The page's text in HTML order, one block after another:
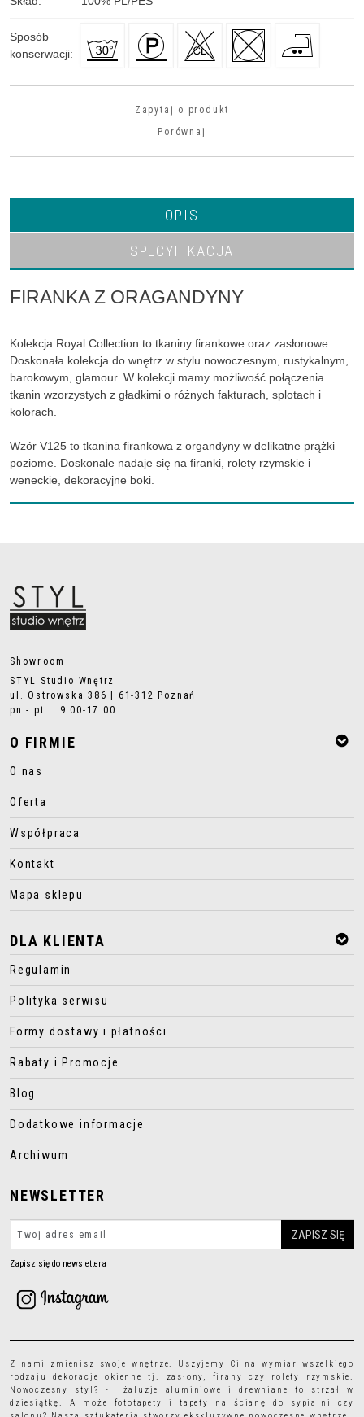
Sposób
konserwacji:
Zapytaj o produkt
Porównaj
OPIS
SPECYFIKACJA
FIRANKA Z ORAGANDYNY
Kolekcja Royal Collection to tkaniny firankowe oraz zasłonowe.
Doskonała kolekcja do wnętrz w stylu nowoczesnym, rustykalnym,
barokowym, glamour. W kolekcji mamy możliwość połączenia
tkanin wzorzystych z gładkimi o różnych fakturach, splotach i
kolorach.
Wzór V125 to tkanina firankowa z organdyny w delikatne prążki
poziome. Doskonale nadaje się na firanki, rolety rzymskie i
weneckie, dekoracyjne boki.
Showroom
STYL Studio Wnętrz
ul. Ostrowska 386 | 61-312 Poznań
pn.- pt. 9.00-17.00
O FIRMIE
O nas
Oferta
Współpraca
Kontakt
Mapa sklepu
DLA KLIENTA
Regulamin
Polityka serwisu
Formy dostawy i płatności
Rabaty i Promocje
Blog
Dodatkowe informacje
Archiwum
NEWSLETTER
Zapisz się do newslettera
Z nami zmienisz swoje wnętrze. Uszyjemy Ci na wymiar wszelkiego
rodzajudekoracje okienne tj. zasłony, firany czy rolety rzymskie.
Nowoczesny styl? - żaluzje aluminiowe i drewniane to strzał w
dziesiątkę. A może fototapety i tapety
na ścianę do sypialni czy